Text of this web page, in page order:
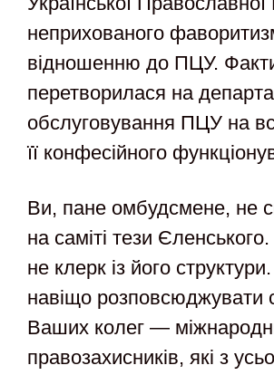
неприхованого
відношенню до ПЦУ.
перетворилася на
обслуговування ПЦУ на
її конфесійного
Ви, пане омбудсмене, не
на саміті тези
не клерк із його
навіщо розповсюджувати
Ваших колег —
правозахисників, які з